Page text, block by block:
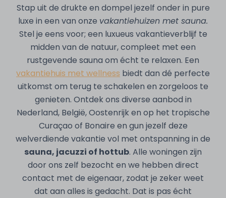
Stap uit de drukte en dompel jezelf onder in pure
luxe in een van onze vakantiehuizen met sauna.
Stel je eens voor; een luxueus vakantieverblijf te
midden van de natuur, compleet met een
rustgevende sauna om écht te relaxen. Een
vakantiehuis met wellness biedt dan dé perfecte
uitkomst om terug te schakelen en zorgeloos te
genieten. Ontdek ons diverse aanbod in
Nederland, België, Oostenrijk en op het tropische
Curaçao of Bonaire en gun jezelf deze
welverdiende vakantie vol met ontspanning in de
sauna, jacuzzi of hottub. Alle woningen zijn
door ons zelf bezocht en we hebben direct
contact met de eigenaar, zodat je zeker weet
dat aan alles is gedacht. Dat is pas écht